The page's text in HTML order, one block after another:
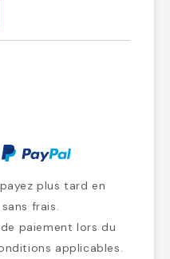
plus tard en
frais.
paiement lors du
applicables.